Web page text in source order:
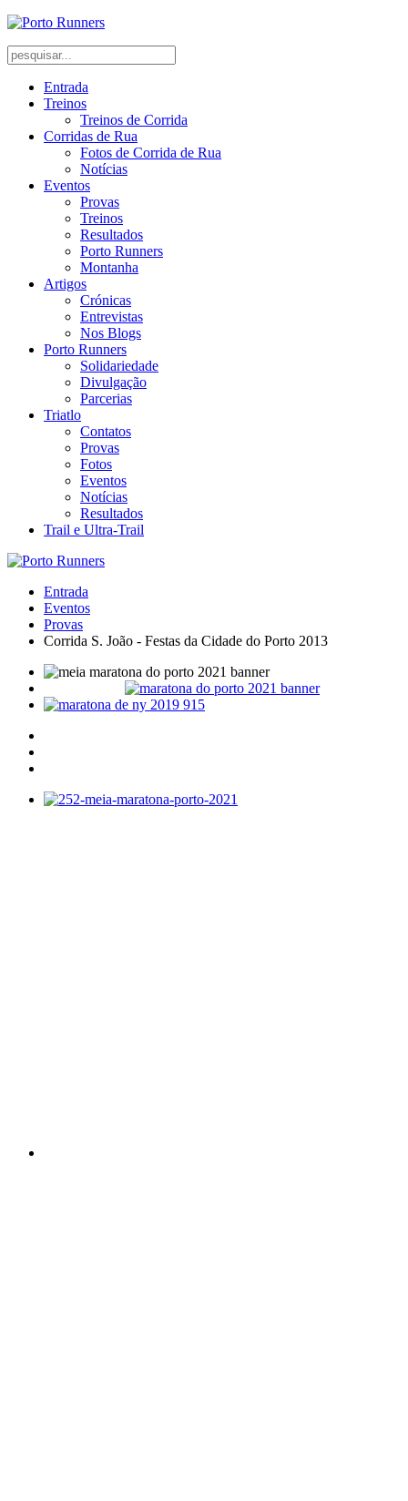
Entrada
Treinos
Treinos de Corrida
Corridas de Rua
Fotos de Corrida de Rua
Notícias
Eventos
Provas
Treinos
Resultados
Porto Runners
Montanha
Artigos
Crónicas
Entrevistas
Nos Blogs
Porto Runners
Solidariedade
Divulgação
Parcerias
Triatlo
Contatos
Provas
Fotos
Eventos
Notícias
Resultados
Trail e Ultra-Trail
Entrada
Eventos
Provas
Corrida S. João - Festas da Cidade do Porto 2013